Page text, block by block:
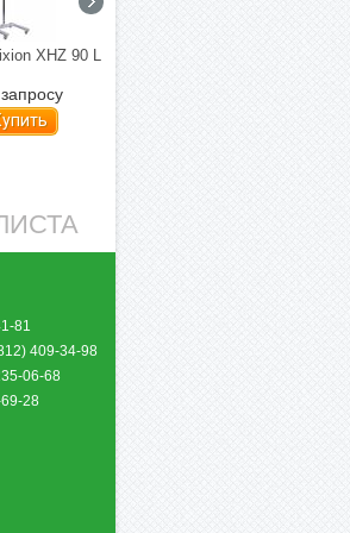
XHZ 90 L
81
409-34-98
06-68
28